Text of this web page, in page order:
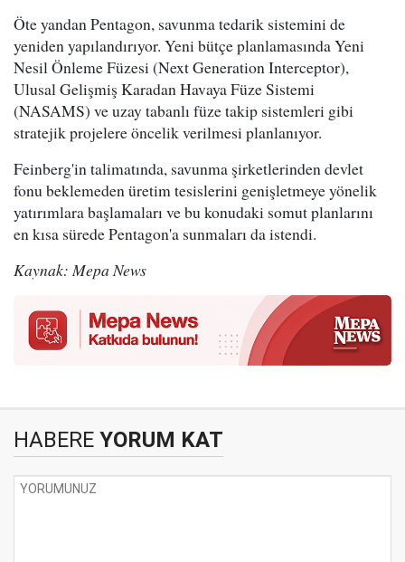
Öte yandan Pentagon, savunma tedarik sistemini de
yeniden yapılandırıyor. Yeni bütçe planlamasında Yeni
Nesil Önleme Füzesi (Next Generation Interceptor),
Ulusal Gelişmiş Karadan Havaya Füze Sistemi
(NASAMS) ve uzay tabanlı füze takip sistemleri gibi
stratejik projelere öncelik verilmesi planlanıyor.
Feinberg'in talimatında, savunma şirketlerinden devlet
fonu beklemeden üretim tesislerini genişletmeye yönelik
yatırımlara başlamaları ve bu konudaki somut planlarını
en kısa sürede Pentagon'a sunmaları da istendi.
Kaynak: Mepa News
HABERE YORUM KAT